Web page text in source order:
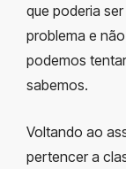
que poderia
problema e
podemos
sabemos.
Voltando ao
pertencer a